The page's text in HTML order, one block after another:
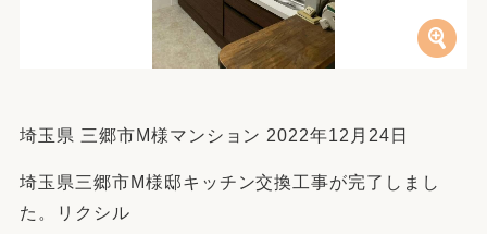
埼玉県 三郷市M様マンション 2022年12月24日
埼玉県三郷市M様邸キッチン交換工事が完了しまし
た。リクシル